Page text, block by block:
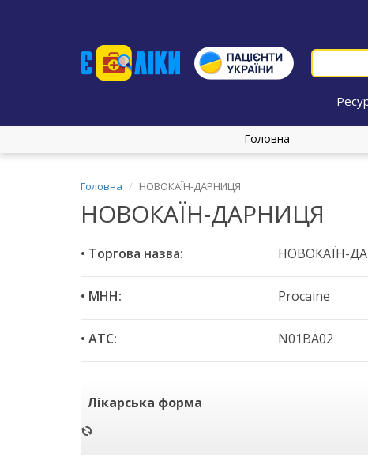
Головна
Головна НОВОКАЇН-ДАРНИЦЯ
НОВОКАЇН-ДАРНИЦЯ
• Торгова назва: НОВОКАЇН-
• МНН: Procaine
• ATC: N01BA02
Лікарська форма